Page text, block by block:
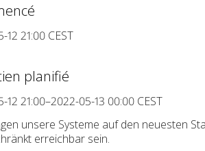
12 21:00 CEST
planifié
12 21:00–2022-05-13 00:00 CEST
unsere Systeme auf den neuesten
erreichbar sein.